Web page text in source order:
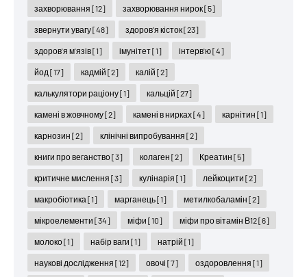
захворювання [12] захворювання нирок[5]
звернути увагу[48] здоров'я кісток[23]
здоров'я м'язів[1] імунітет[1] інтерв'ю[4]
йод [17] кадмій [2] калій [2]
калькулятори раціону[1] кальцій [27]
камені в жовчному[2] камені в нирках[4] карнітин [1]
карнозин [2] клінічні випробування [2]
книги про веганство[3] колаген [2] Креатин [5]
критичне мислення [3] кулінарія [1] лейкоцити [2]
макробіотика [1] марганець[1] метилкобаламін [2]
мікроелементи [34] міфи [10] міфи про вітамін В12[6]
молоко[1] набір ваги [1] натрій [1]
наукові дослідження [12] овочі [7] оздоровлення [1]